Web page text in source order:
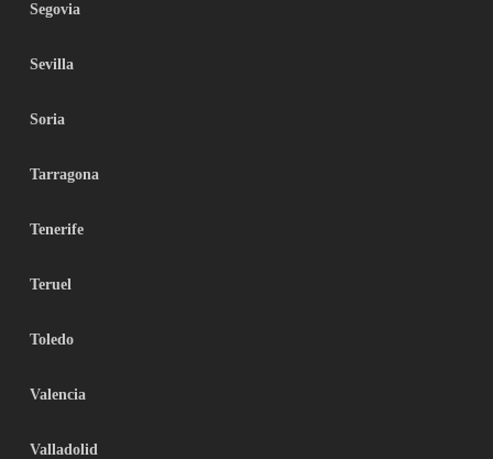
Segovia
Sevilla
Soria
Tarragona
Tenerife
Teruel
Toledo
Valencia
Valladolid